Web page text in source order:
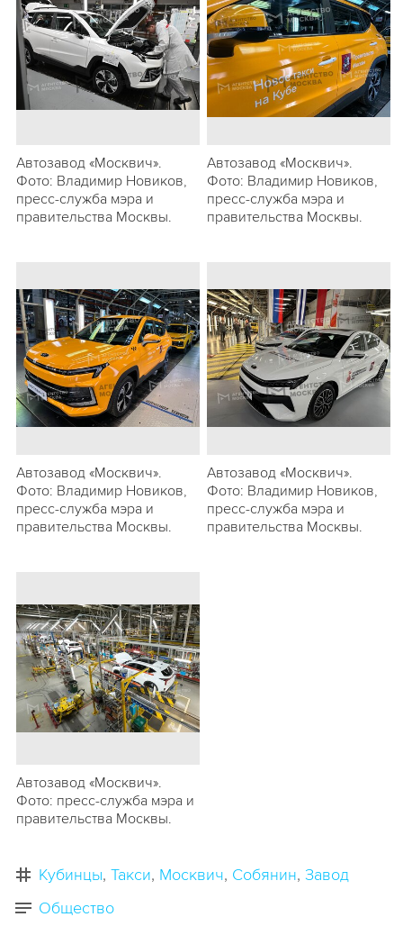
Автозавод «Москвич».
Фото: Владимир Новиков,
пресс-служба мэра и
правительства Москвы.
Автозавод «Москвич».
Фото: Владимир Новиков,
пресс-служба мэра и
правительства Москвы.
Автозавод «Москвич».
Фото: Владимир Новиков,
пресс-служба мэра и
правительства Москвы.
Автозавод «Москвич».
Фото: Владимир Новиков,
пресс-служба мэра и
правительства Москвы.
Автозавод «Москвич».
Фото: пресс-служба мэра и
правительства Москвы.
Кубинцы Такси Москвич Собянин Завод
Общество